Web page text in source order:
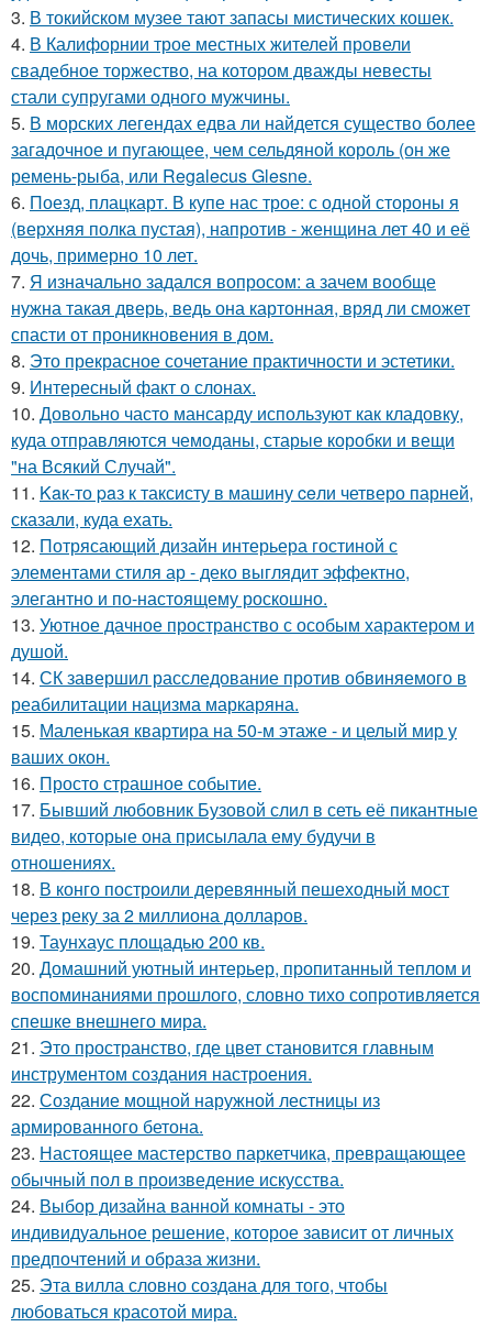
3. В токийском музее тают запасы мистических кошек.
4. В Калифорнии трое местных жителей провели
свадебное торжество, на котором дважды невесты
стали супругами одного мужчины.
5. В морских легендах едва ли найдется существо более
загадочное и пугающее, чем сельдяной король (он же
ремень-рыба, или Regalecus Glesne.
6. Поезд, плацкарт. В купе нас трое: с одной стороны я
(верхняя полка пустая), напротив - женщина лет 40 и её
дочь, примерно 10 лет.
7. Я изначально задался вопросом: а зачем вообще
нужна такая дверь, ведь она картонная, вряд ли сможет
спасти от проникновения в дом.
8. Это прекрасное сочетание практичности и эстетики.
9. Интересный факт о слонах.
10. Довольно часто мансарду используют как кладовку,
куда отправляются чемоданы, старые коробки и вещи
"на Всякий Случай".
11. Kaк-то paз к таксисту в машину ceли четверо парней,
сказали, куда ехать.
12. Потрясающий дизайн интерьера гостиной с
элементами стиля ар - деко выглядит эффектно,
элегантно и по-настоящему роскошно.
13. Уютное дачное пространство с особым характером и
душой.
14. СК завершил расследование против обвиняемого в
реабилитации нацизма маркаряна.
15. Маленькая квартира на 50-м этаже - и целый мир у
ваших окон.
16. Просто страшное событие.
17. Бывший любовник Бузовой слил в сеть её пикантные
видео, которые она присылала ему будучи в
отношениях.
18. В конго построили деревянный пешеходный мост
через реку за 2 миллиона долларов.
19. Таунхаус площадью 200 кв.
20. Домашний уютный интерьер, пропитанный теплом и
воспоминаниями прошлого, словно тихо сопротивляется
спешке внешнего мира.
21. Это пространство, где цвет становится главным
инструментом создания настроения.
22. Создание мощной наружной лестницы из
армированного бетона.
23. Настоящее мастерство паркетчика, превращающее
обычный пол в произведение искусства.
24. Выбор дизайна ванной комнаты - это
индивидуальное решение, которое зависит от личных
предпочтений и образа жизни.
25. Эта вилла словно создана для того, чтобы
любоваться красотой мира.